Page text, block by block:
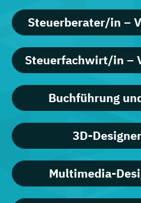
Steuerberater/in –
Steuerfachwirt/in –
Buchführung
3D-
Multimedia-